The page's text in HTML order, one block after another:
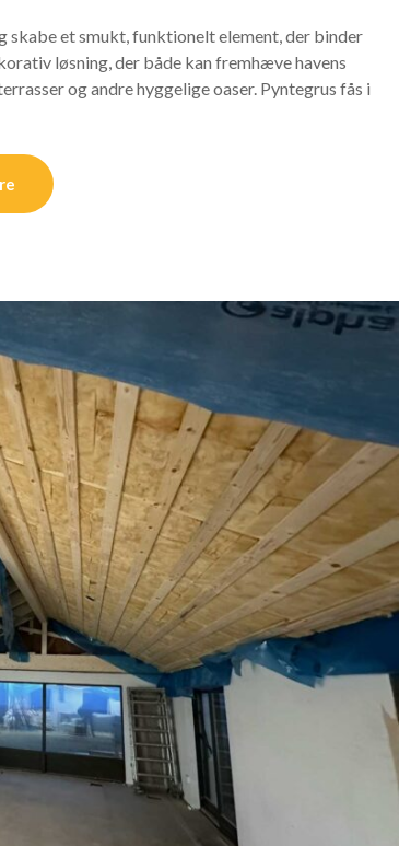
et smukt, funktionelt element, der binder
løsning, der både kan fremhæve havens
og andre hyggelige oaser. Pyntegrus fås i